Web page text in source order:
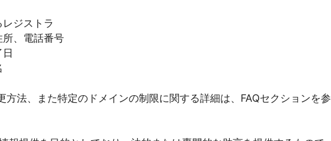
ジストラ
、電話番号
方法、また特定のドメインの制限に関する詳細は、FAQセクションを参